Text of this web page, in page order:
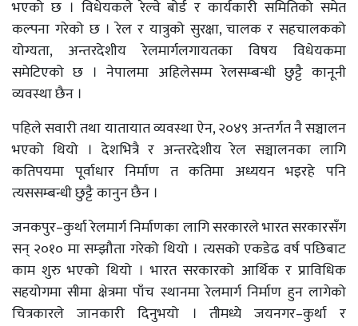
भएको छ । विधेयकले रेल्वे बोर्ड र कार्यकारी समितिको समेत
कल्पना गरेको छ । रेल र यात्रुको सुरक्षा, चालक र सहचालकको
योग्यता, अन्तरदेशीय रेलमार्गलगायतका विषय विधेयकमा
समेटिएको छ । नेपालमा अहिलेसम्म रेलसम्बन्धी छुट्टै कानूनी
व्यवस्था छैन ।
पहिले सवारी तथा यातायात व्यवस्था ऐन, २०४९ अन्तर्गत नै सञ्चालन
भएको थियो । देशभित्रै र अन्तरदेशीय रेल सञ्चालनका लागि
कतिपयमा पूर्वाधार निर्माण त कतिमा अध्ययन भइरहे पनि
त्यससम्बन्धी छुट्टै कानुन छैन ।
जनकपुर–कुर्था रेलमार्ग निर्माणका लागि सरकारले भारत सरकारसँग
सन् २०१० मा सम्झौता गरेको थियो । त्यसको एकडेढ वर्ष पछिबाट
काम शुरु भएको थियो । भारत सरकारको आर्थिक र प्राविधिक
सहयोगमा सीमा क्षेत्रमा पाँच स्थानमा रेलमार्ग निर्माण हुन लागेको
चित्रकारले जानकारी दिनुभयो । तीमध्ये जयनगर–कुर्था र